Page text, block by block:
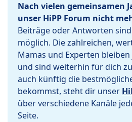
Nach vielen gemeinsamen
unser HiPP Forum nicht
Beiträge oder Antworten
möglich. Die zahlreichen,
Mamas und Experten
und sind weiterhin für dich
auch künftig die
bekommst, steht dir unser
über verschiedene Kanäle
Seite.